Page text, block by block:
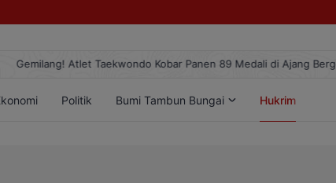
Gemilang! Atlet Taekwondo Kobar Panen 89 Medali di Ajang
Politik Bumi Tambun Bungai Hukrim